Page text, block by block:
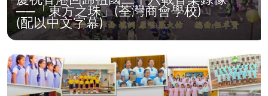
──「東方之珠」(荃灣商會學校)
(配以中文字幕)